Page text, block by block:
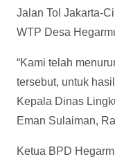
Jalan Tol Jakarta-
WTP Desa
“Kami telah
tersebut, untuk
Kepala Dinas
Eman Sulaiman,
Ketua BPD